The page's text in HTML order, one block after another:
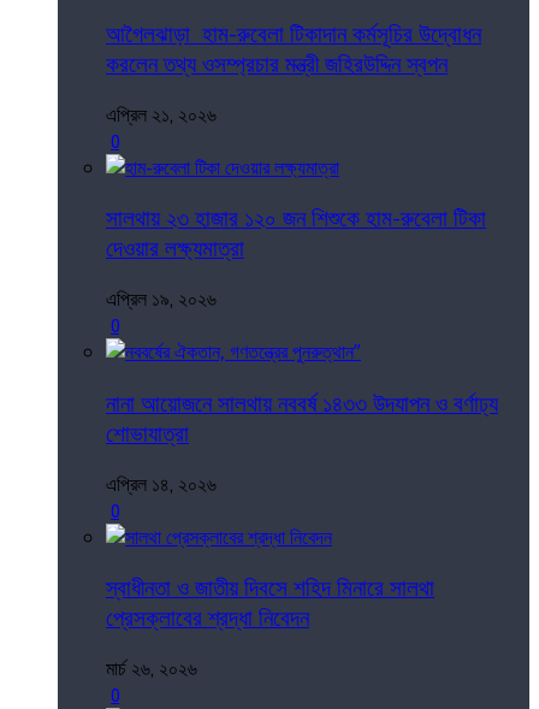
আগৈলঝাড়া হাম-রুবেলা টিকাদান কর্মসূচির উদ্বোধন
করলেন তথ্য ওসম্প্রচার মন্ত্রী জহিরউদ্দিন স্বপন
এপ্রিল ২১, ২০২৬
0
সালথায় ২৩ হাজার ১২০ জন শিশুকে হাম-রুবেলা টিকা
দেওয়ার লক্ষ্যমাত্রা
এপ্রিল ১৯, ২০২৬
0
নানা আয়োজনে সালথায় নববর্ষ ১৪৩৩ উদযাপন ও বর্ণাঢ্য
শোভাযাত্রা
এপ্রিল ১৪, ২০২৬
0
স্বাধীনতা ও জাতীয় দিবসে শহিদ মিনারে সালথা
প্রেসক্লাবের শ্রদ্ধা নিবেদন
মার্চ ২৬, ২০২৬
0